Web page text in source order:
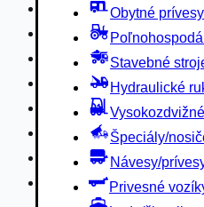
Obytné
Stavebné
Hydraulické
Špeciály/
Návesy/
Privesné
Hydraulické ruky
Vysokozdvižné vozíky
Špeciály/nosiče
Návesy/prívesy
Privesné vozíky
Lode/člny, lietadlá/
Pneumatiky disky
Príslušenstvo,